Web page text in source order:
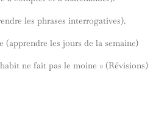
les phrases interrogatives).
(apprendre les jours de la semaine)
ne fait pas le moine » (Révisions)